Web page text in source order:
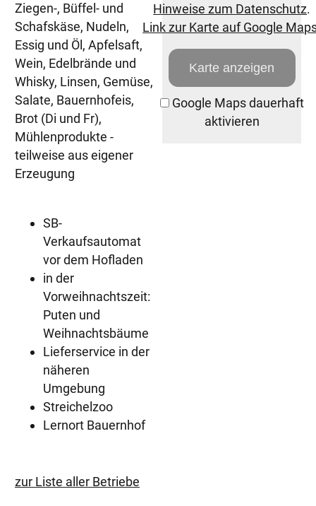
Ziegen-, Büffel- und
Schafskäse, Nudeln,
Essig und Öl, Apfelsaft,
Wein, Edelbrände und
Whisky, Linsen, Gemüse,
Salate, Bauernhofeis,
Brot (Di und Fr),
Mühlenprodukte -
teilweise aus eigener
Erzeugung
SB-
Verkaufsautomat
vor dem Hofladen
in der
Vorweihnachtszeit:
Puten und
Weihnachtsbäume
Lieferservice in der
näheren
Umgebung
Streichelzoo
Lernort Bauernhof
Hinweise zum Datenschutz.
Link zur Karte auf Google
Karte anzeigen
Google Maps dauerhaft
aktivieren
zur Liste aller Betriebe